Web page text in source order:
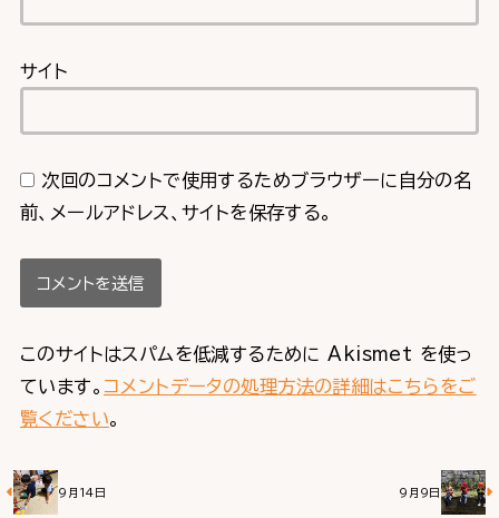
サイト
次回のコメントで使用するためブラウザーに自分の名
前、メールアドレス、サイトを保存する。
このサイトはスパムを低減するために Akismet を使っ
ています。 コメントデータの処理方法の詳細はこちらをご
覧ください。
9月14日 9月9日